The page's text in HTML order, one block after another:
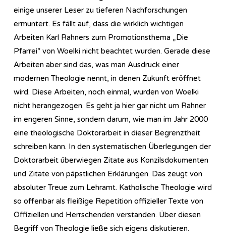
einige unserer Leser zu tieferen Nachforschungen
ermuntert. Es fällt auf, dass die wirklich wichtigen
Arbeiten Karl Rahners zum Promotionsthema „Die
Pfarrei“ von Woelki nicht beachtet wurden. Gerade diese
Arbeiten aber sind das, was man Ausdruck einer
modernen Theologie nennt, in denen Zukunft eröffnet
wird. Diese Arbeiten, noch einmal, wurden von Woelki
nicht herangezogen. Es geht ja hier gar nicht um Rahner
im engeren Sinne, sondern darum, wie man im Jahr 2000
eine theologische Doktorarbeit in dieser Begrenztheit
schreiben kann. In den systematischen Überlegungen der
Doktorarbeit überwiegen Zitate aus Konzilsdokumenten
und Zitate von päpstlichen Erklärungen. Das zeugt von
absoluter Treue zum Lehramt. Katholische Theologie wird
so offenbar als fleißige Repetition offizieller Texte von
Offiziellen und Herrschenden verstanden. Über diesen
Begriff von Theologie ließe sich eigens diskutieren.